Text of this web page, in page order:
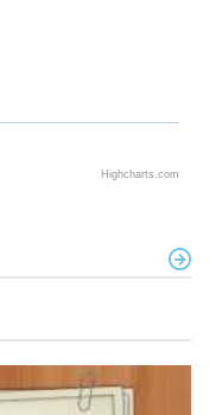
Highcharts.com